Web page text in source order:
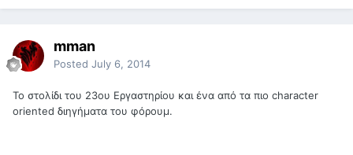
mman
Posted July 6, 2014
Το στολίδι του 23ου Εργαστηρίου και ένα από τα πιο character
oriented διηγήματα του φόρουμ.